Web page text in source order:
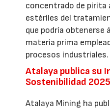
concentrado de pirita
estériles del
que podría obtenerse
materia prima
procesos industriales.
Atalaya publica su
Sostenibilidad 2025
Atalaya Mining ha